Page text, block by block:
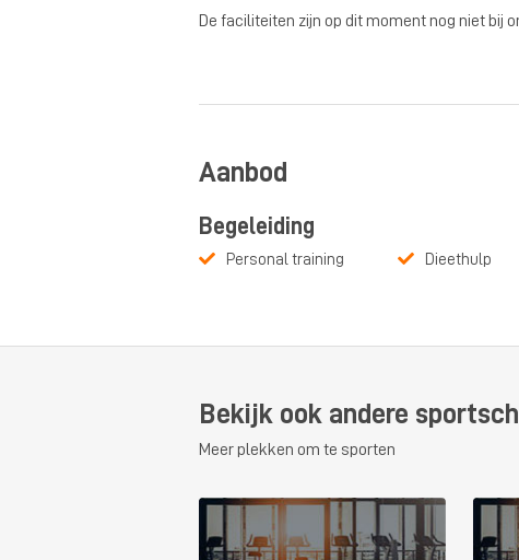
De faciliteiten zijn op dit moment nog niet bij
Aanbod
Begeleiding
Personal training Dieethulp
Bekijk ook andere
Meer plekken om te sporten